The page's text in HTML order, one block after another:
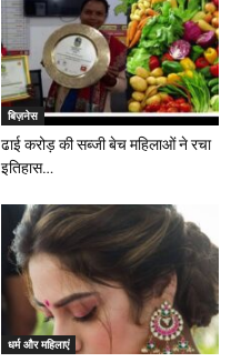
बिज़नेस
ढाई करोड़ की सब्जी बेच महिलाओं ने रचा
इतिहास…
धर्म और महिलाएं